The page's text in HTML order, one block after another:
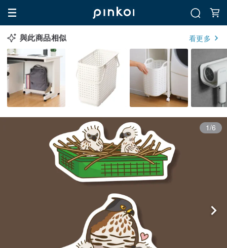
與此商品相似 看更多
1/6